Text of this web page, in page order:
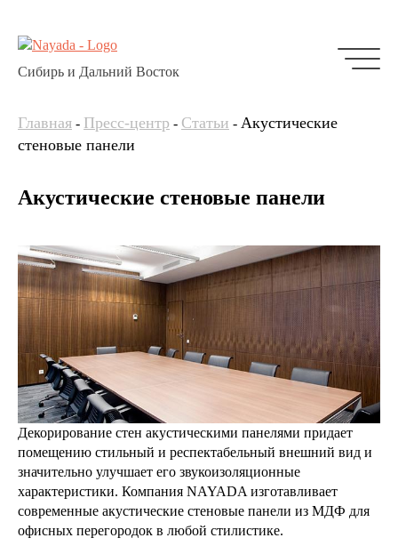
Сибирь и Дальний Восток
Главная - Пресс-центр - Статьи - Акустические
стеновые панели
Акустические стеновые панели
Декорирование стен акустическими панелями придает
помещению стильный и респектабельный внешний вид и
значительно улучшает его звукоизоляционные
характеристики. Компания NAYADA изготавливает
современные акустические стеновые панели из МДФ для
офисных перегородок в любой стилистике.